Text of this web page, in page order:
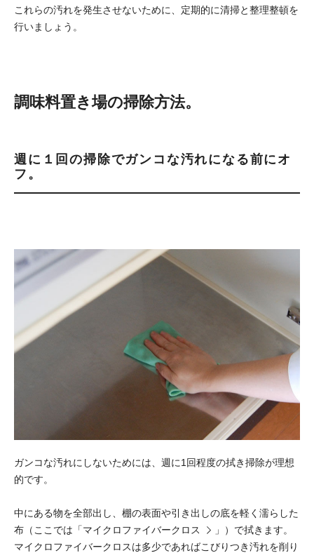
これらの汚れを発生させないために、定期的に清掃と整理整頓を
行いましょう。
調味料置き場の掃除方法。
週に１回の掃除でガンコな汚れになる前にオ
フ。
ガンコな汚れにしないためには、週に1回程度の拭き掃除が理想
的です。
中にある物を全部出し、棚の表面や引き出しの底を軽く濡らした
布（ここでは「マイクロファイバークロス
」）で拭きます。
マイクロファイバークロスは多少であればこびりつき汚れを削り